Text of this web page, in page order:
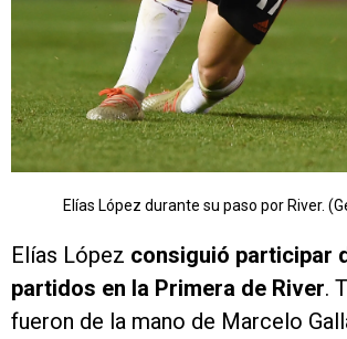
Elías López durante su paso por River.
Elías López consiguió participar
partidos en la Primera de River.
fueron de la mano de Marcelo